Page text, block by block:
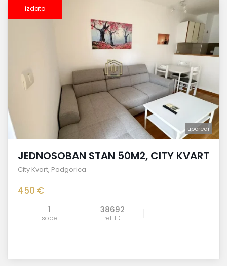
izdato
uporedi
JEDNOSOBAN STAN 50M2, CITY KVART
City Kvart, Podgorica
450 €
1
sobe
38692
ref. ID